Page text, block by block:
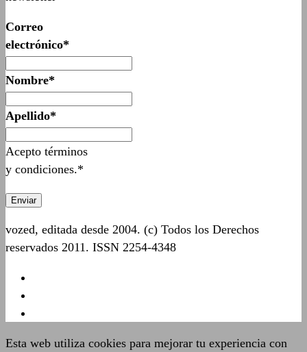
Correo
electrónico*
Nombre*
Apellido*
Acepto términos
y condiciones.*
vozed, editada desde 2004. (c) Todos los Derechos
reservados 2011. ISSN 2254-4348
Esta web utiliza cookies para mejorar tu experiencia con